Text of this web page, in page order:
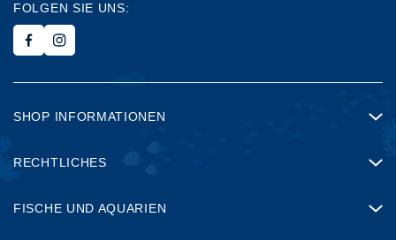
FOLGEN SIE UNS:
SHOP INFORMATIONEN
RECHTLICHES
FISCHE UND AQUARIEN